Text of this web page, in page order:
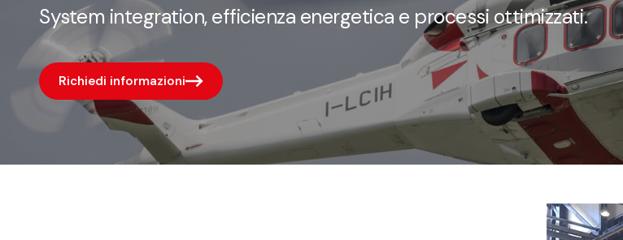
System integration, efficienza energetica e processi ottimizzati.
Richiedi informazioni